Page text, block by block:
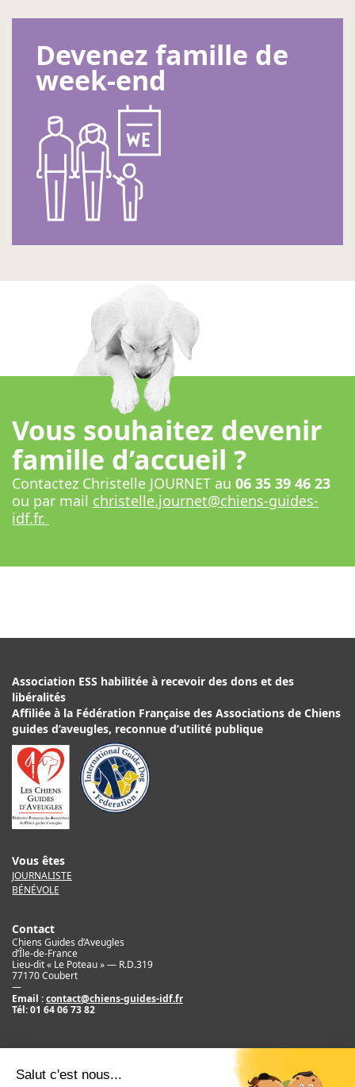
Devenez famille de
week-end
Vous souhaitez devenir
famille d’accueil ?
Contactez Christelle JOURNET au 06 35 39 46 23
ou par mail christelle.journet@chiens-guides-
idf.fr.
Association ESS habilitée à recevoir des dons et des
libéralités
Affiliée à la Fédération Française des Associations de Chiens
guides d’aveugles, reconnue d’utilité publique
Vous êtes
JOURNALISTE
BÉNÉVOLE
Contact
Chiens Guides d’Aveugles
d’Île-de-France
Lieu-dit « Le Poteau » — R.D.319
77170 Coubert
—
Email :contact@chiens-guides-idf.fr
Tél:01 64 06 73 82
Crédit
©2017 Chiens Guides d’Aveugles d’IDF